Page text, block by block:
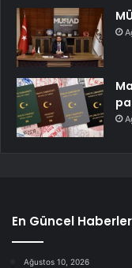
En Güncel Haberler
Ağustos 10, 2026